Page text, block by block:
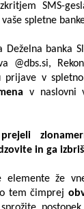
SMS-
spletne
Deželna banka
@dbs.si,
prijave v
v naslovni
in ga
elemente že
tem čimprej